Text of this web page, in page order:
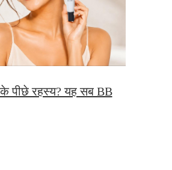
पीछे रहस्य? यह सब BB